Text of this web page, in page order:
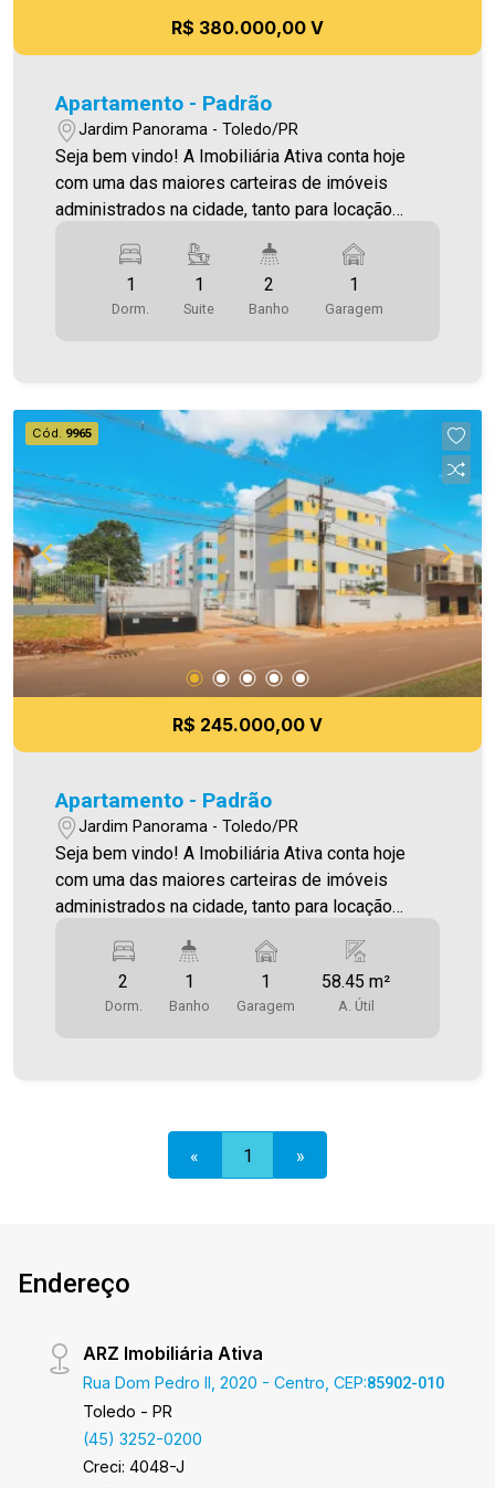
R$ 380.000,00 V
Apartamento - Padrão
Jardim Panorama - Toledo/PR
Seja bem vindo! A Imobiliária Ativa conta hoje
com uma das maiores carteiras de imóveis
administrados na cidade, tanto para locação
opções! Apartamento Localizado no Jardim
Panorama. O Imóvel conta com: - Sala de Estar -
Cozinha - 01 Quarto - 01 Suíte - 02 WCS (suíte e
informados estão sujeitos a alteração sem prévio
aviso, e varia de acordo com o custo de
administração e gastos do condomínio. Aproveite
essa oportunidade! A hora de encontrar o seu
novo lar É AGORA! Imobiliária Ativa, sinta-se em
casa!
1
Dorm.
1
Suite
2
Banho
1
Garagem
Cód. 9965
R$ 245.000,00 V
Apartamento - Padrão
Jardim Panorama - Toledo/PR
Seja bem vindo! A Imobiliária Ativa conta hoje
com uma das maiores carteiras de imóveis
administrados na cidade, tanto para locação
opções! Apartamento Localizado no Jardim
Panorama. O Imóvel conta com: - Sala de Estar -
Cozinha - 02 Quartos - WC social - Área de
o FCI no menu LOCAÇÃO em nosso site.
Aproveite essa oportunidade! A hora de encontrar
2
Dorm.
1
Banho
1
Garagem
58.45 m²
A. Útil
« 1 »
Endereço
ARZ Imobiliária Ativa
Rua Dom Pedro II, 2020 - Centro, CEP:85902-010
Toledo - PR
(45) 3252-0200
Creci: 4048-J